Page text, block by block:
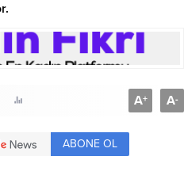
A+ A-
ABONE OL